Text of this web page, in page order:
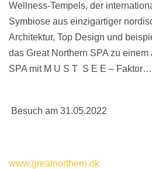
Wellness-Tempels, der
Symbiose aus einzigartiger
Architektur, Top Design und
das Great Northern SPA zu
SPA mit M U S T S E E – Faktor…
Besuch am 31.05.2022
www.greatnorthern.dk